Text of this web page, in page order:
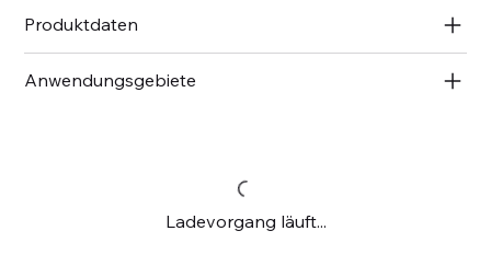
Produktdaten
Anwendungsgebiete
Ladevorgang läuft...